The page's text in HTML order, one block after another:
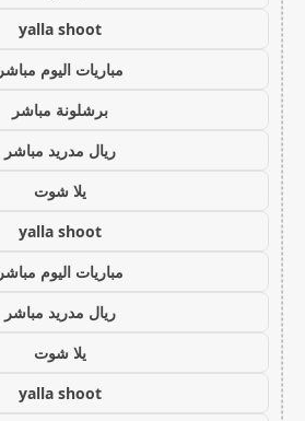
yalla shoot
مباريات اليوم مباشر
برشلونة مباشر
ريال مدريد مباشر
يلا شوت
yalla shoot
مباريات اليوم مباشر
ريال مدريد مباشر
يلا شوت
yalla shoot